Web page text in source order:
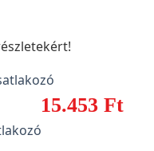
15.453 Ft